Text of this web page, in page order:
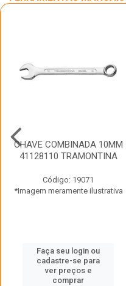
CHAVE COMBINADA 10MM
41128110 TRAMONTINA
Código: 19071
*Imagem meramente ilustrativa
Faça seu login ou
cadastre-se para
ver preços e
comprar